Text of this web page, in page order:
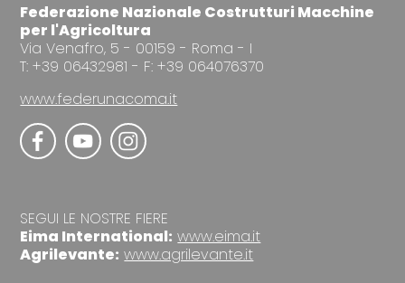
Federazione Nazionale Costrutturi Macchine
per l'Agricoltura
Via Venafro, 5 - 00159 - Roma - I
T: +39 06432981 - F: +39 064076370
www.federunacoma.it
SEGUI LE NOSTRE FIERE
Eima International: www.eima.it
Agrilevante: www.agrilevante.it